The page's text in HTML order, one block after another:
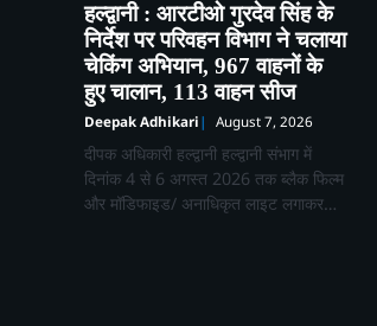
हल्द्वानी : आरटीओ गुरदेव सिंह के
निर्देश पर परिवहन विभाग ने चलाया
चेकिंग अभियान, 967 वाहनों के
हुए चालान, 113 वाहन सीज
Deepak Adhikari August 7, 2026
दीपक अधिकारी हल्द्वानी हल्द्वानी संभाग में
दिनांक 4 से 6 अगस्त 2026 तक ब्लैक फिल्म
और मॉडिफाइड/ अनाधिकृत लाइट लगाकर…